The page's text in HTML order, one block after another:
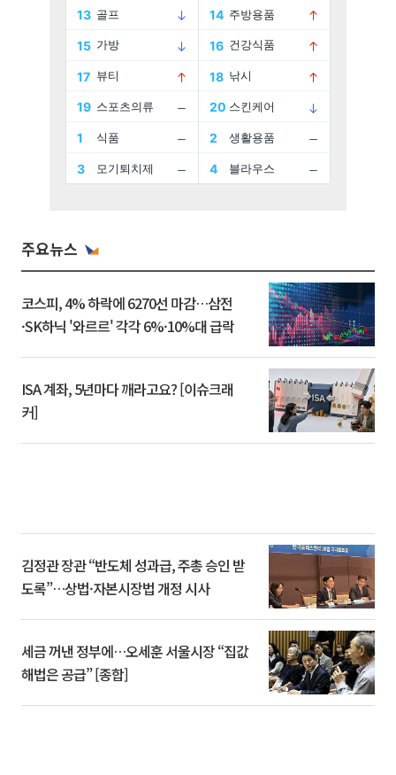
주요뉴스
코스피, 4% 하락에 6270선 마감…삼전
·SK하닉 '와르르' 각각 6%·10%대 급락
ISA 계좌, 5년마다 깨라고요? [이슈크래
커]
김정관 장관 “반도체 성과급, 주총 승인 받
도록”…상법·자본시장법 개정 시사
세금 꺼낸 정부에…오세훈 서울시장 “집값
해법은 공급” [종합]